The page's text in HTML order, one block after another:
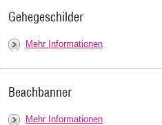
Gehegeschilder
Mehr Informationen
Beachbanner
Mehr Informationen